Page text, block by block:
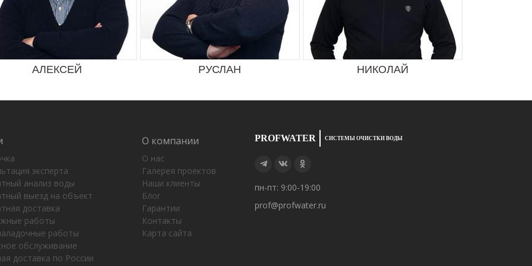
АЛЕКСЕЙ РУСЛАН НИКОЛАЙ
эксперта
анализ воды
выезд на объект
доставка
работы
работы
обслуживание
доставка по России
О компании
О нас
Галерея проектов
Наши клиенты
Блог
Гарантии
Контакты
Карта сайта
PROFWATER СИСТЕМЫ ОЧИСТКИ ВОДЫ
пн-пт: 9:00-19:00
prof@profwater.ru